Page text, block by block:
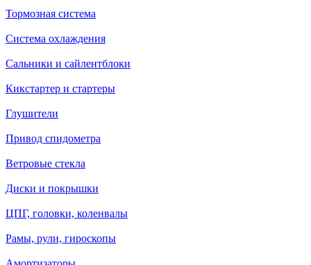
Тормозная система
Система охлаждения
Сальники и сайлентблоки
Кикстартер и стартеры
Глушители
Привод спидометра
Ветровые стекла
Диски и покрышки
ЦПГ, головки, коленвалы
Рамы, рули, гироскопы